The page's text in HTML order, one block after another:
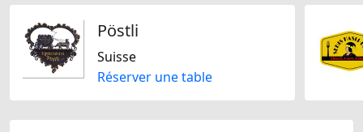
Pöstli
Suisse
Réserver une table